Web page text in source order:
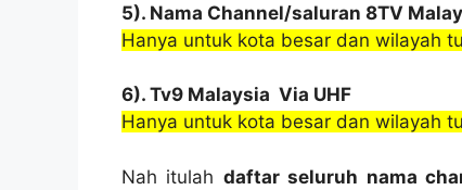
5). Nama Channel/saluran 8TV
Hanya untuk kota besar dan wilayah
6). Tv9 Malaysia Via UHF
Hanya untuk kota besar dan wilayah
Nah itulah daftar seluruh nama